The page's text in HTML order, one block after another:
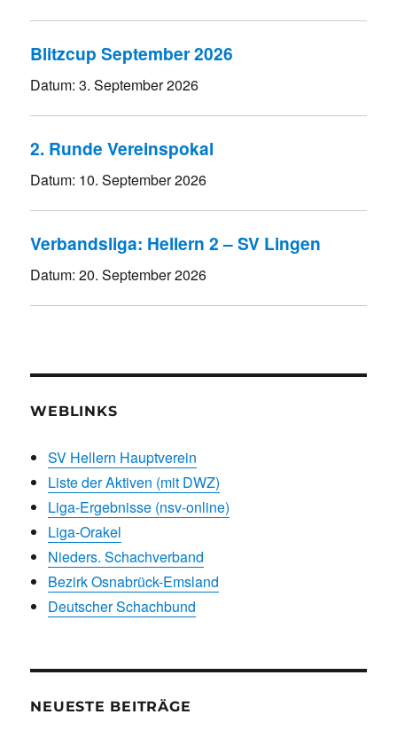
Blitzcup September 2026
Datum:3. September 2026
2. Runde Vereinspokal
Datum: 10. September 2026
Verbandsliga: Hellern 2 – SV Lingen
Datum:20. September 2026
WEBLINKS
SV Hellern Hauptverein
Liste der Aktiven (mit DWZ)
Liga-Ergebnisse (nsv-online)
Liga-Orakel
Nieders. Schachverband
Bezirk Osnabrück-Emsland
Deutscher Schachbund
NEUESTE BEITRÄGE